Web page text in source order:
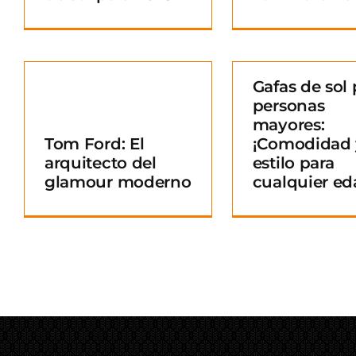
Tom Ford: El
arquitecto del
glamour moderno
¡Comodidad y
estilo para
cualquier edad!
Gafas de sol
personas
mayores:
¡Comodidad
estilo para
cualquier